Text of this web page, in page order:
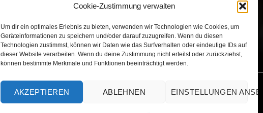
Cookie-Zustimmung verwalten
Um dir ein optimales Erlebnis zu bieten, verwenden wir Technologien wie Cookies, um
Geräteinformationen zu speichern und/oder darauf zuzugreifen. Wenn du diesen
Technologien zustimmst, können wir Daten wie das Surfverhalten oder eindeutige IDs auf
dieser Website verarbeiten. Wenn du deine Zustimmung nicht erteilst oder zurückziehst,
können bestimmte Merkmale und Funktionen beeinträchtigt werden.
AKZEPTIEREN ABLEHNEN EINSTELLUNGEN
Umtausch/Rückgabe